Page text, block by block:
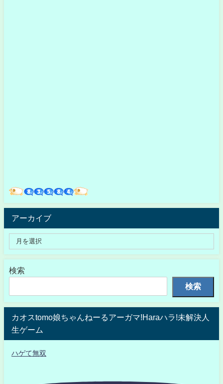
アーカイブ
検索
検索
カオスtomo娘ちゃんねーるアーガマ!Haraハラ!未解決人
生ゲーム
ハゲて無双